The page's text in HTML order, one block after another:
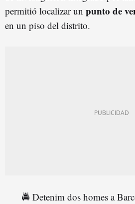
permitió localizar un punto de
en un piso del distrito.
🚔 Detenim dos homes a